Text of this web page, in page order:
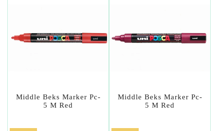
Middle Beks Marker Pc-
5 M Red
Middle Beks Marker Pc-
5 M Red